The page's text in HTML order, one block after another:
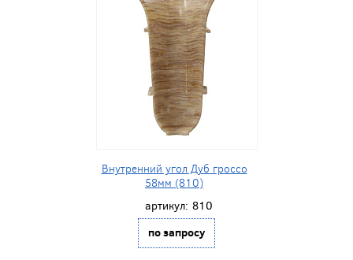
Внутренний угол Дуб гроссо
58мм (810)
артикул: 810
по запросу